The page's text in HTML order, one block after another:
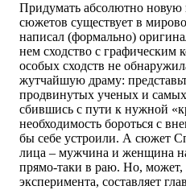
Придумать абсолютно новую
сюжетов существует в
написал (формально)
нем сходство с графическим
особых сходств не
жутчайшую драму:
продвинутых ученых и самых
сбившись с пути к нужной
необходимость бороться с
бы себе устроили. А сюжет
лица – мужчина и женщина
прямо-таки в раю. Но, может,
эксперимента, составляет